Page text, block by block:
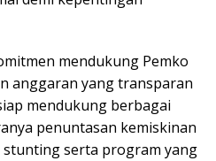
mendukung Pemko
anggaran yang transparan
mendukung berbagai
penuntasan kemiskinan
serta program yang